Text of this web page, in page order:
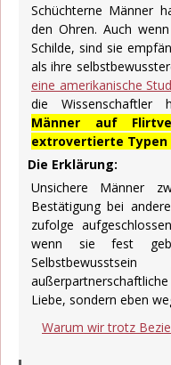
Schüchterne Männer
den Ohren. Auch
Schilde, sind sie
als ihre
eine amerikanische
die Wissenschaftler
Männer auf
extrovertierte Typen
Die Erklärung:
Unsichere Männer
Bestätigung bei
zufolge
wenn sie fest
Liebe, sondern eben
Warum wir trotz